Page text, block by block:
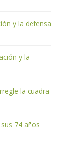
y la defensa
y la
la cuadra
74 años